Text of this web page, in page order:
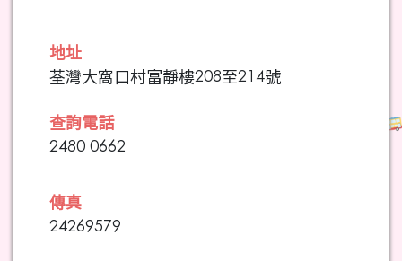
地址
荃灣大窩口村富靜樓208至214號
查詢電話
2480 0662
傳真
24269579